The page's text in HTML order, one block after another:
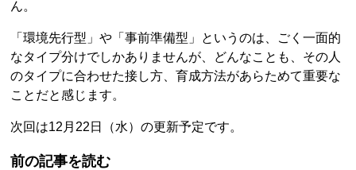
ん。
「環境先行型」や「事前準備型」というのは、ごく一面的
なタイプ分けでしかありませんが、どんなことも、その人
のタイプに合わせた接し方、育成方法があらためて重要な
ことだと感じます。
次回は12月22日（水）の更新予定です。
前の記事を読む